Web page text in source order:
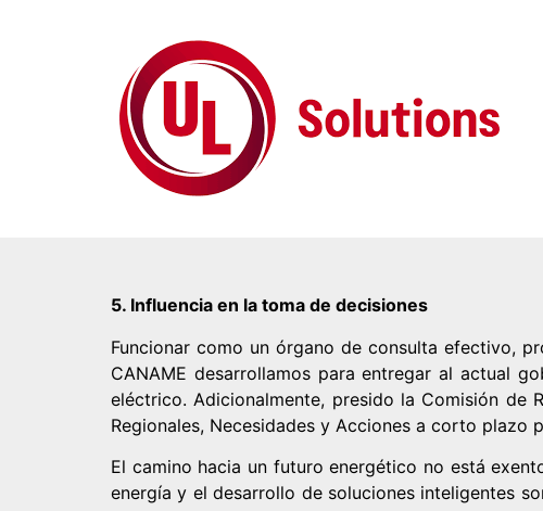
5. Influencia en la toma de decisiones
Funcionar como un órgano de consulta efectivo,
CANAME desarrollamos para entregar al actual
eléctrico. Adicionalmente, presido la Comisión de
Regionales, Necesidades y Acciones a corto plazo
El camino hacia un futuro energético no está
energía y el desarrollo de soluciones inteligentes